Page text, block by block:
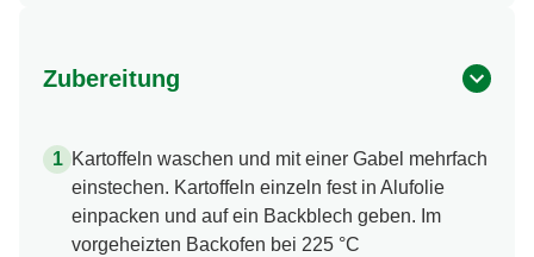
Zubereitung
Kartoffeln waschen und mit einer Gabel mehrfach
einstechen. Kartoffeln einzeln fest in Alufolie
einpacken und auf ein Backblech geben. Im
vorgeheizten Backofen bei 225 °C